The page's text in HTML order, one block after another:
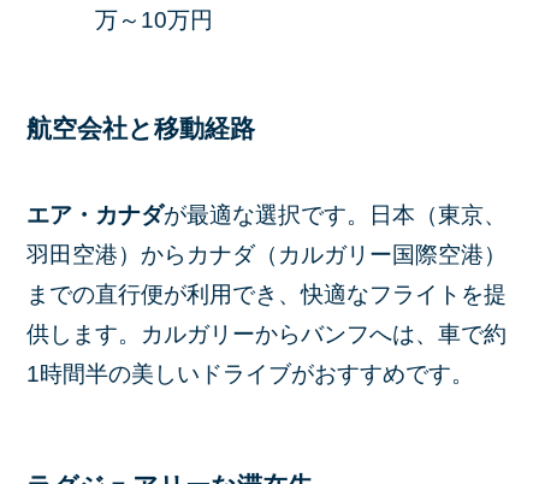
万～10万円
航空会社と移動経路
エア・カナダが最適な選択です。日本（東京、
羽田空港）からカナダ（カルガリー国際空港）
までの直行便が利用でき、快適なフライトを提
供します。カルガリーからバンフへは、車で約
1時間半の美しいドライブがおすすめです。